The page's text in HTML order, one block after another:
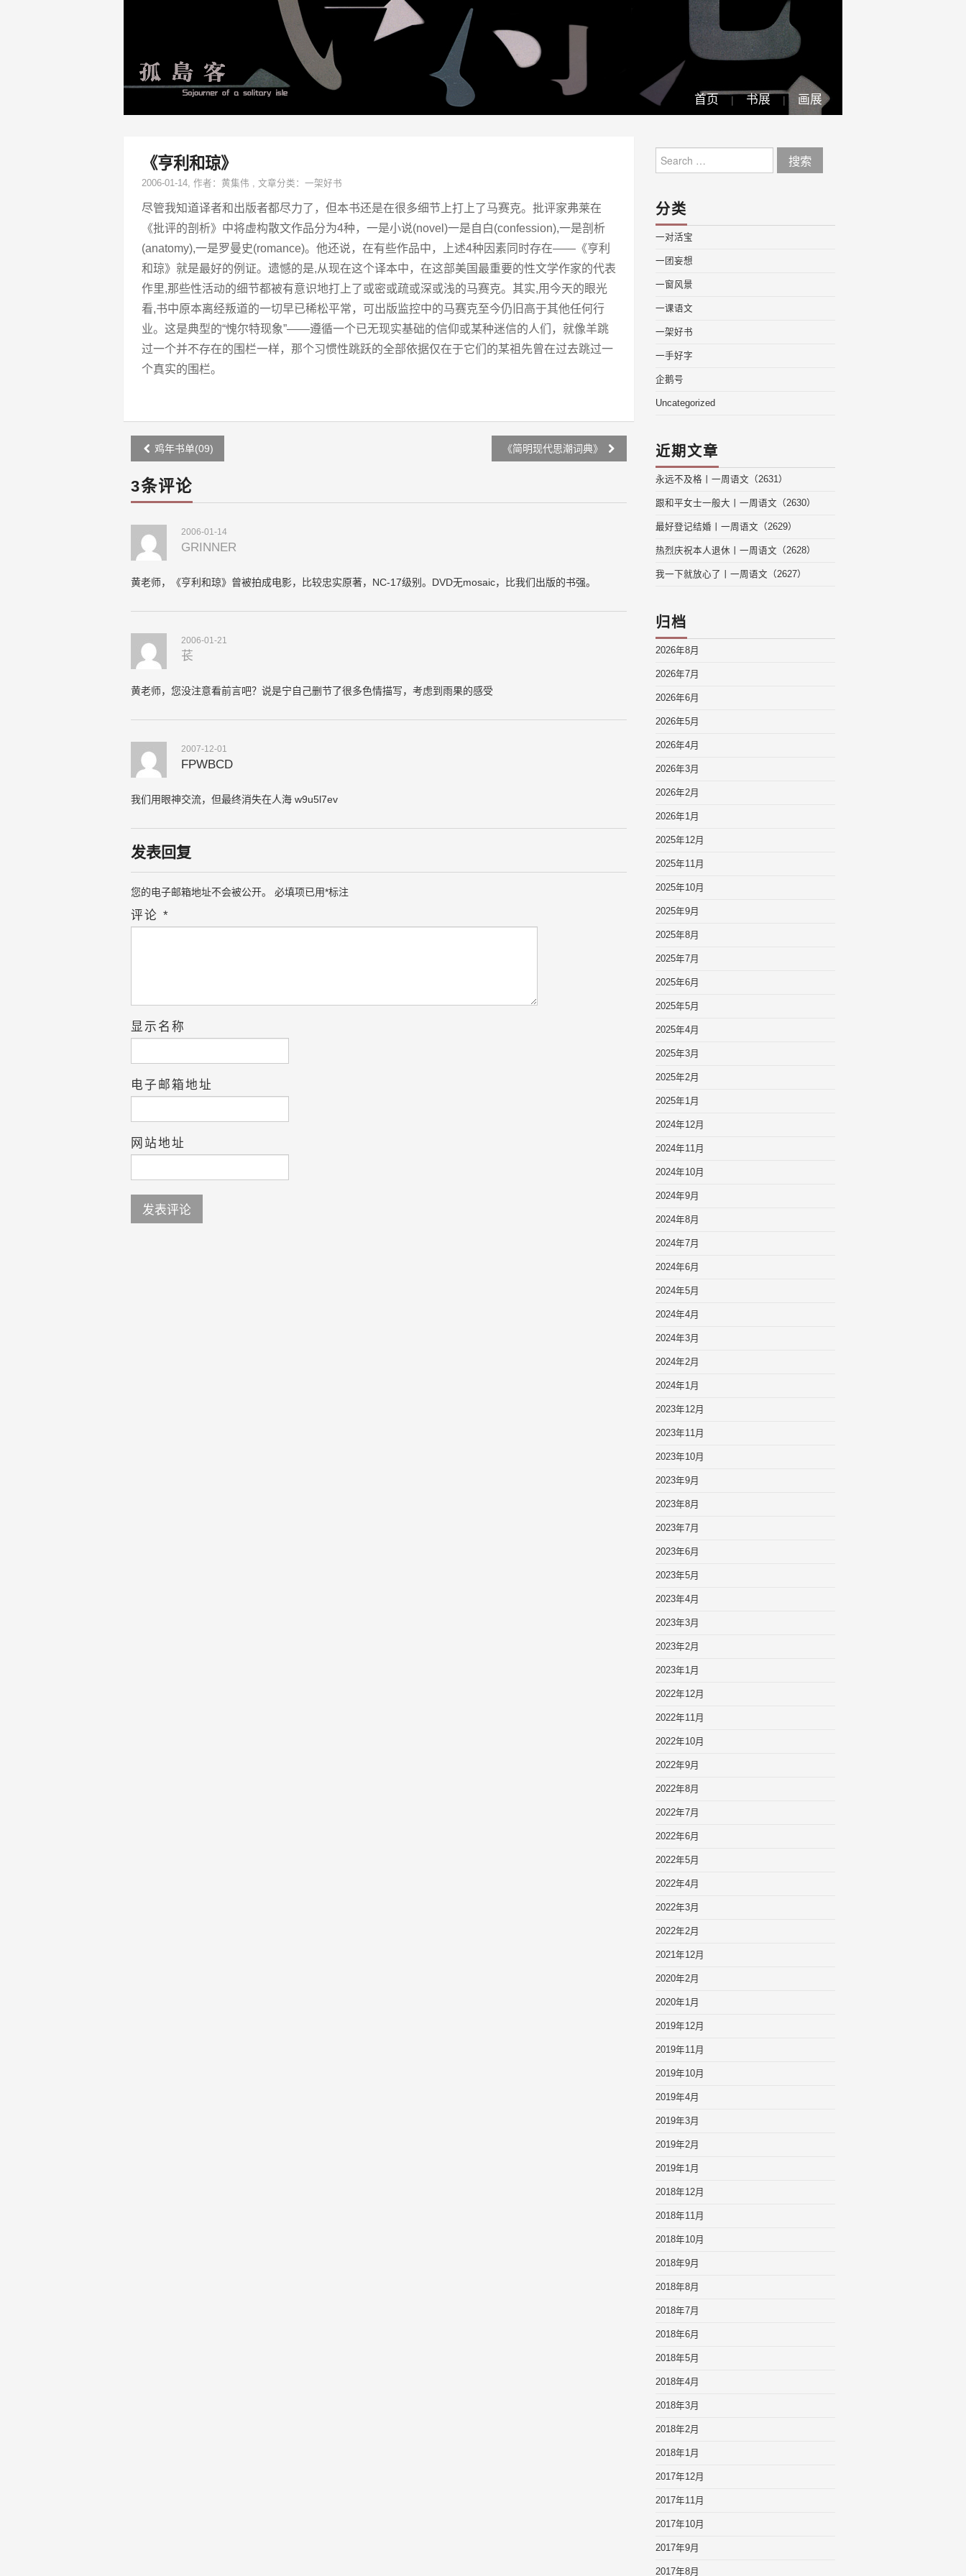
首页 书展 画展
《亨利和琼》
2006-01-14, 作者： 黄集伟 , 文章分类： 一架好书
尽管我知道译者和出版者都尽力了，但本书还是在很多细节上打上了马赛克。批评家弗莱在
《批评的剖析》中将虚构散文作品分为4种，一是小说(novel)一是自白(confession),一是剖析
(anatomy),一是罗曼史(romance)。他还说，在有些作品中，上述4种因素同时存在——《亨利
和琼》就是最好的例证。遗憾的是,从现在这个译本中，在这部美国最重要的性文学作家的代表
作里,那些性活动的细节都被有意识地打上了或密或疏或深或浅的马赛克。其实,用今天的眼光
看,书中原本离经叛道的一切早已稀松平常，可出版监控中的马赛克至今仍旧高于其他任何行
业。这是典型的“愧尔特现象”——遵循一个已无现实基础的信仰或某种迷信的人们，就像羊跳
过一个并不存在的围栏一样，那个习惯性跳跃的全部依据仅在于它们的某祖先曾在过去跳过一
个真实的围栏。
Post
navigation
鸡年书单(09) 《简明现代思潮词典》
3条评论
2006-01-14
GRINNER
黄老师，《亨利和琼》曾被拍成电影，比较忠实原著，NC-17级别。DVD无mosaic，比我们出版的书强。
2006-01-21
苌
黄老师，您没注意看前言吧？说是宁自己删节了很多色情描写，考虑到雨果的感受
2007-12-01
FPWBCD
我们用眼神交流，但最终消失在人海 w9u5l7ev
发表回复
您的电子邮箱地址不会被公开。 必填项已用*标注
评论 *
显示名称
电子邮箱地址
网站地址
for:
分类
一对活宝
一团妄想
一窗风景
一课语文
一架好书
一手好字
企鹅号
Uncategorized
近期文章
永远不及格丨一周语文（2631）
跟和平女士一般大丨一周语文（2630）
最好登记结婚丨一周语文（2629）
热烈庆祝本人退休丨一周语文（2628）
我一下就放心了丨一周语文（2627）
归档
2026年8月
2026年7月
2026年6月
2026年5月
2026年4月
2026年3月
2026年2月
2026年1月
2025年12月
2025年11月
2025年10月
2025年9月
2025年8月
2025年7月
2025年6月
2025年5月
2025年4月
2025年3月
2025年2月
2025年1月
2024年12月
2024年11月
2024年10月
2024年9月
2024年8月
2024年7月
2024年6月
2024年5月
2024年4月
2024年3月
2024年2月
2024年1月
2023年12月
2023年11月
2023年10月
2023年9月
2023年8月
2023年7月
2023年6月
2023年5月
2023年4月
2023年3月
2023年2月
2023年1月
2022年12月
2022年11月
2022年10月
2022年9月
2022年8月
2022年7月
2022年6月
2022年5月
2022年4月
2022年3月
2022年2月
2021年12月
2020年2月
2020年1月
2019年12月
2019年11月
2019年10月
2019年4月
2019年3月
2019年2月
2019年1月
2018年12月
2018年11月
2018年10月
2018年9月
2018年8月
2018年7月
2018年6月
2018年5月
2018年4月
2018年3月
2018年2月
2018年1月
2017年12月
2017年11月
2017年10月
2017年9月
2017年8月